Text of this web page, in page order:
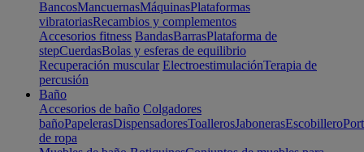
BancosMancuernasMáquinasPlataformas
vibratoriasRecambios y complementos
Accesorios fitness BandasBarrasPlataforma de
stepCuerdasBolas y esferas de equilibrio
Recuperación muscular ElectroestimulaciónTerapia de
percusión
Baño
Accesorios de baño Colgadores
bañoPapelerasDispensadoresToallerosJabonerasEscobillero
de ropa